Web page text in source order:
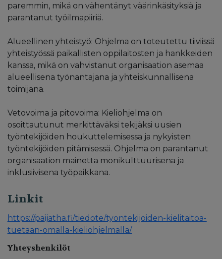
paremmin, mikä on vähentänyt väärinkäsityksiä ja
parantanut työilmapiiriä.
Alueellinen yhteistyö: Ohjelma on toteutettu tiiviissä
yhteistyössä paikallisten oppilaitosten ja hankkeiden
kanssa, mikä on vahvistanut organisaation asemaa
alueellisena työnantajana ja yhteiskunnallisena
toimijana.
Vetovoima ja pitovoima: Kieliohjelma on
osoittautunut merkittäväksi tekijäksi uusien
työntekijöiden houkuttelemisessa ja nykyisten
työntekijöiden pitämisessä. Ohjelma on parantanut
organisaation mainetta monikulttuurisena ja
inklusiivisena työpaikkana.
Linkit
https://paijatha.fi/tiedote/tyontekijoiden-kielitaitoa-
tuetaan-omalla-kieliohjelmalla/
Yhteyshenkilöt